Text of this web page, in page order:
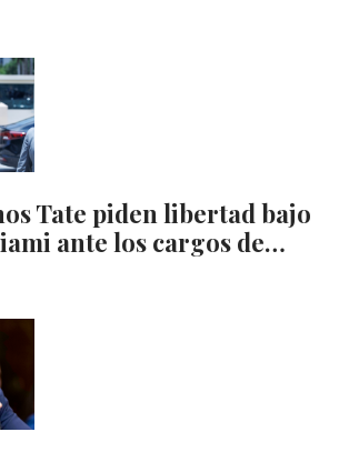
Tate piden libertad bajo
ante los cargos de…